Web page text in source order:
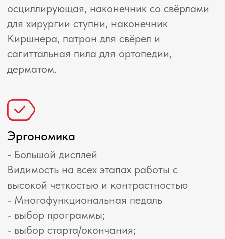
Сферы применения:
Вертебрология Нейрохирургия
ЛОР-хирургия
Технические характеристики